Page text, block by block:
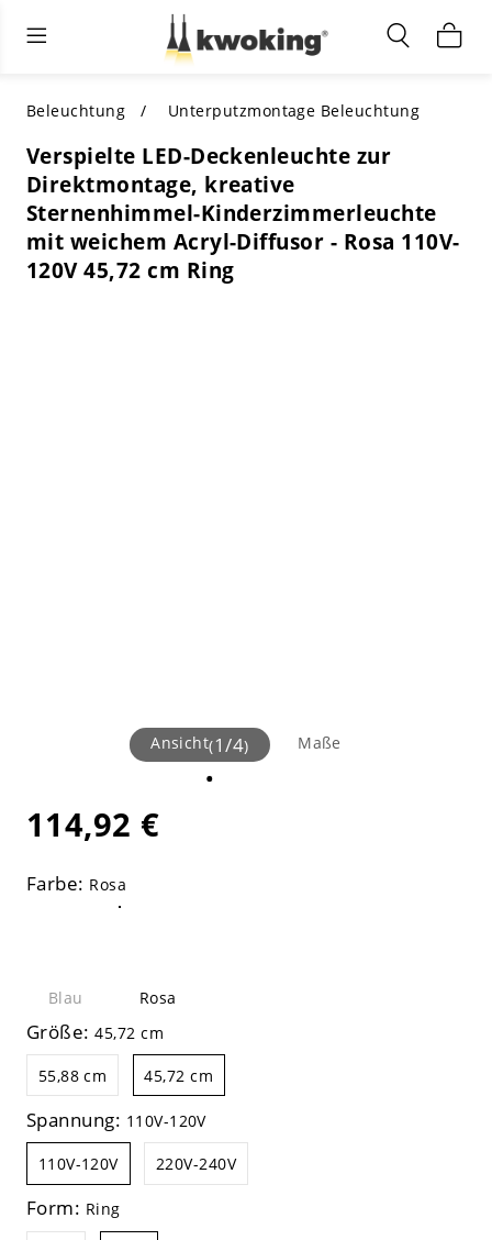
Wohnzimmermöbel
ALLE WOHNZIMMERMÖBEL
TOP-AUSWAHL
NACH STIL EINKAUFEN
Nach Merkmalen einkaufen
Innenbeleuchtung
Nach Kategorie einkaufen
NACH STIL EINKAUFEN
Shop by Colors
NACH DESIGN EINKAUFEN
Außenbeleuchtung
ALLE BELEUCHTUNG FÜR ANDERE
NACH KATEGORIE EINKAUFEN
NACH STIL EINKAUFEN
Beleuchtung Unterputzmontage Beleuchtung
Verspielte LED-Deckenleuchte zur
Direktmontage, kreative
Sternenhimmel-Kinderzimmerleuchte
mit weichem Acryl-Diffusor - Rosa 110V-
120V 45,72 cm Ring
Ansicht(1/4) Maße
114,92 €
Farbe: Rosa
Blau Rosa
Größe:45,72 cm
55,88 cm 45,72 cm
Spannung: 110V-120V
110V-120V 220V-240V
Form: Ring